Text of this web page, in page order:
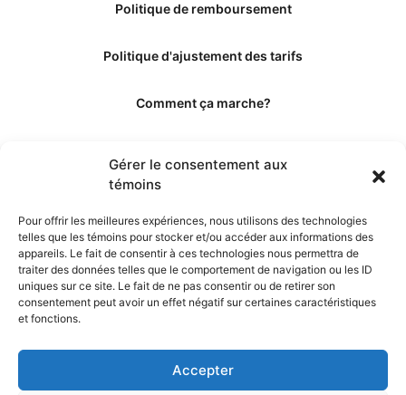
Gérer le consentement aux
témoins
Pour offrir les meilleures expériences, nous utilisons des technologies
telles que les témoins pour stocker et/ou accéder aux informations des
appareils. Le fait de consentir à ces technologies nous permettra de
traiter des données telles que le comportement de navigation ou les ID
uniques sur ce site. Le fait de ne pas consentir ou de retirer son
consentement peut avoir un effet négatif sur certaines caractéristiques
et fonctions.
Accepter
Politique de remboursement
Politique d'ajustement des tarifs
Comment ça marche?
Les éditeurs
Les experts et collaborateurs